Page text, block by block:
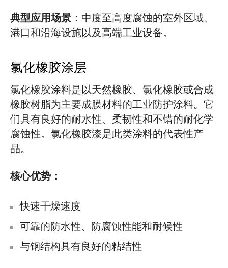
典型应用场景：中度至高度腐蚀的室外区域、
港口和沿海设施以及高端工业设备。
氯化橡胶涂层
氯化橡胶涂料是以天然橡胶、氯化橡胶或合成
橡胶树脂为主要成膜材料的工业防护涂料。它
们具有良好的耐水性、柔韧性和不错的耐化学
腐蚀性。氯化橡胶漆是此类涂料的代表性产
品。
核心优势：
快速干燥速度
可靠的防水性、防腐蚀性能和耐候性
与钢结构具有良好的粘结性